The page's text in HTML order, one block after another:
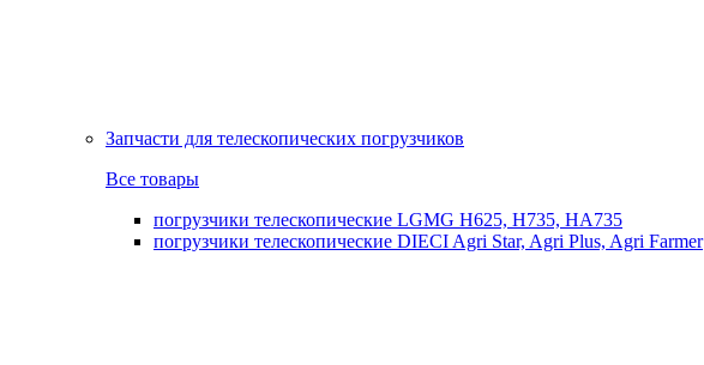
Запчасти для телескопических погрузчиков
Все товары
погрузчики телескопические LGMG H625, H735, HA735
погрузчики телескопические DIECI Agri Star, Agri Plus, Agri Farmer